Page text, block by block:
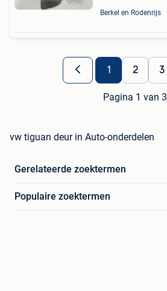
Berkel en Rodenrijs
1 2 3
Pagina 1 van 3
vw tiguan deur in Auto-onderdelen
Gerelateerde zoektermen
Populaire zoektermen